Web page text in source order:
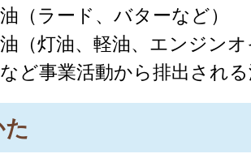
（ラード、バターなど）
（灯油、軽油、エンジン
ど事業活動から排出され